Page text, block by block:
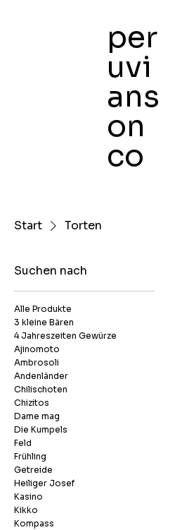
per
uvi
ans
on
co
Start Torten
Suchen nach
Alle Produkte
3 kleine Bären
4 Jahreszeiten Gewürze
Ajinomoto
Ambrosoli
Andenländer
Chilischoten
Chizitos
Dame mag
Die Kumpels
Feld
Frühling
Getreide
Heiliger Josef
Kasino
Kikko
Kompass